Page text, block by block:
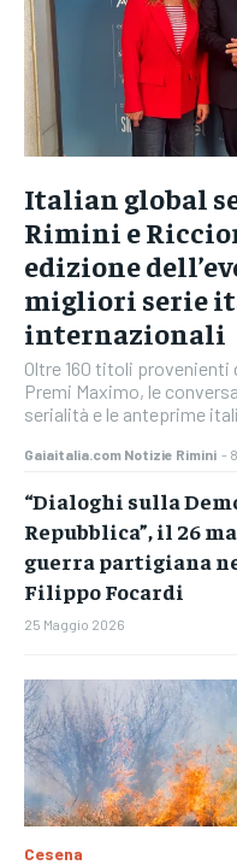
Italian global
Rimini e
edizione
migliori serie
internazionali
Oltre 160 titoli provenienti
Premi Maximo, le
serialità e le anteprime
Gaiaitalia.com Notizie Rimini -
“Dialoghi sulla
Repubblica”, il 26
guerra partigiana
Filippo Focardi
25 Maggio 2026
Cesena